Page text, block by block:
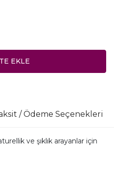
EKLE
/ Ödeme Seçenekleri
ve şıklık arayanlar için